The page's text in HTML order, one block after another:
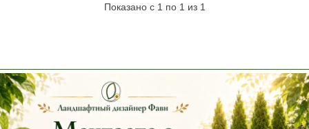
Показано с 1 по 1 из 1